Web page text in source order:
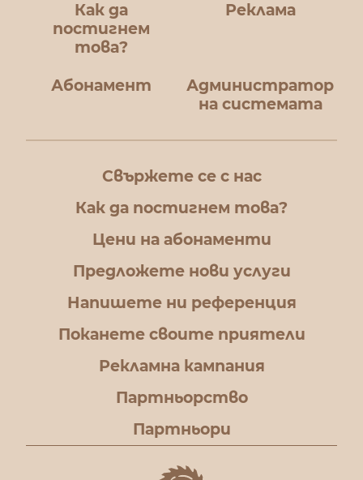
Как да
постигнем
това?
Реклама
Абонамент
Администратор
на системата
Свържете се с нас
Как да постигнем това?
Цени на абонаменти
Предложете нови услуги
Напишете ни референция
Поканете своите приятели
Рекламна кампания
Партньорство
Партньори